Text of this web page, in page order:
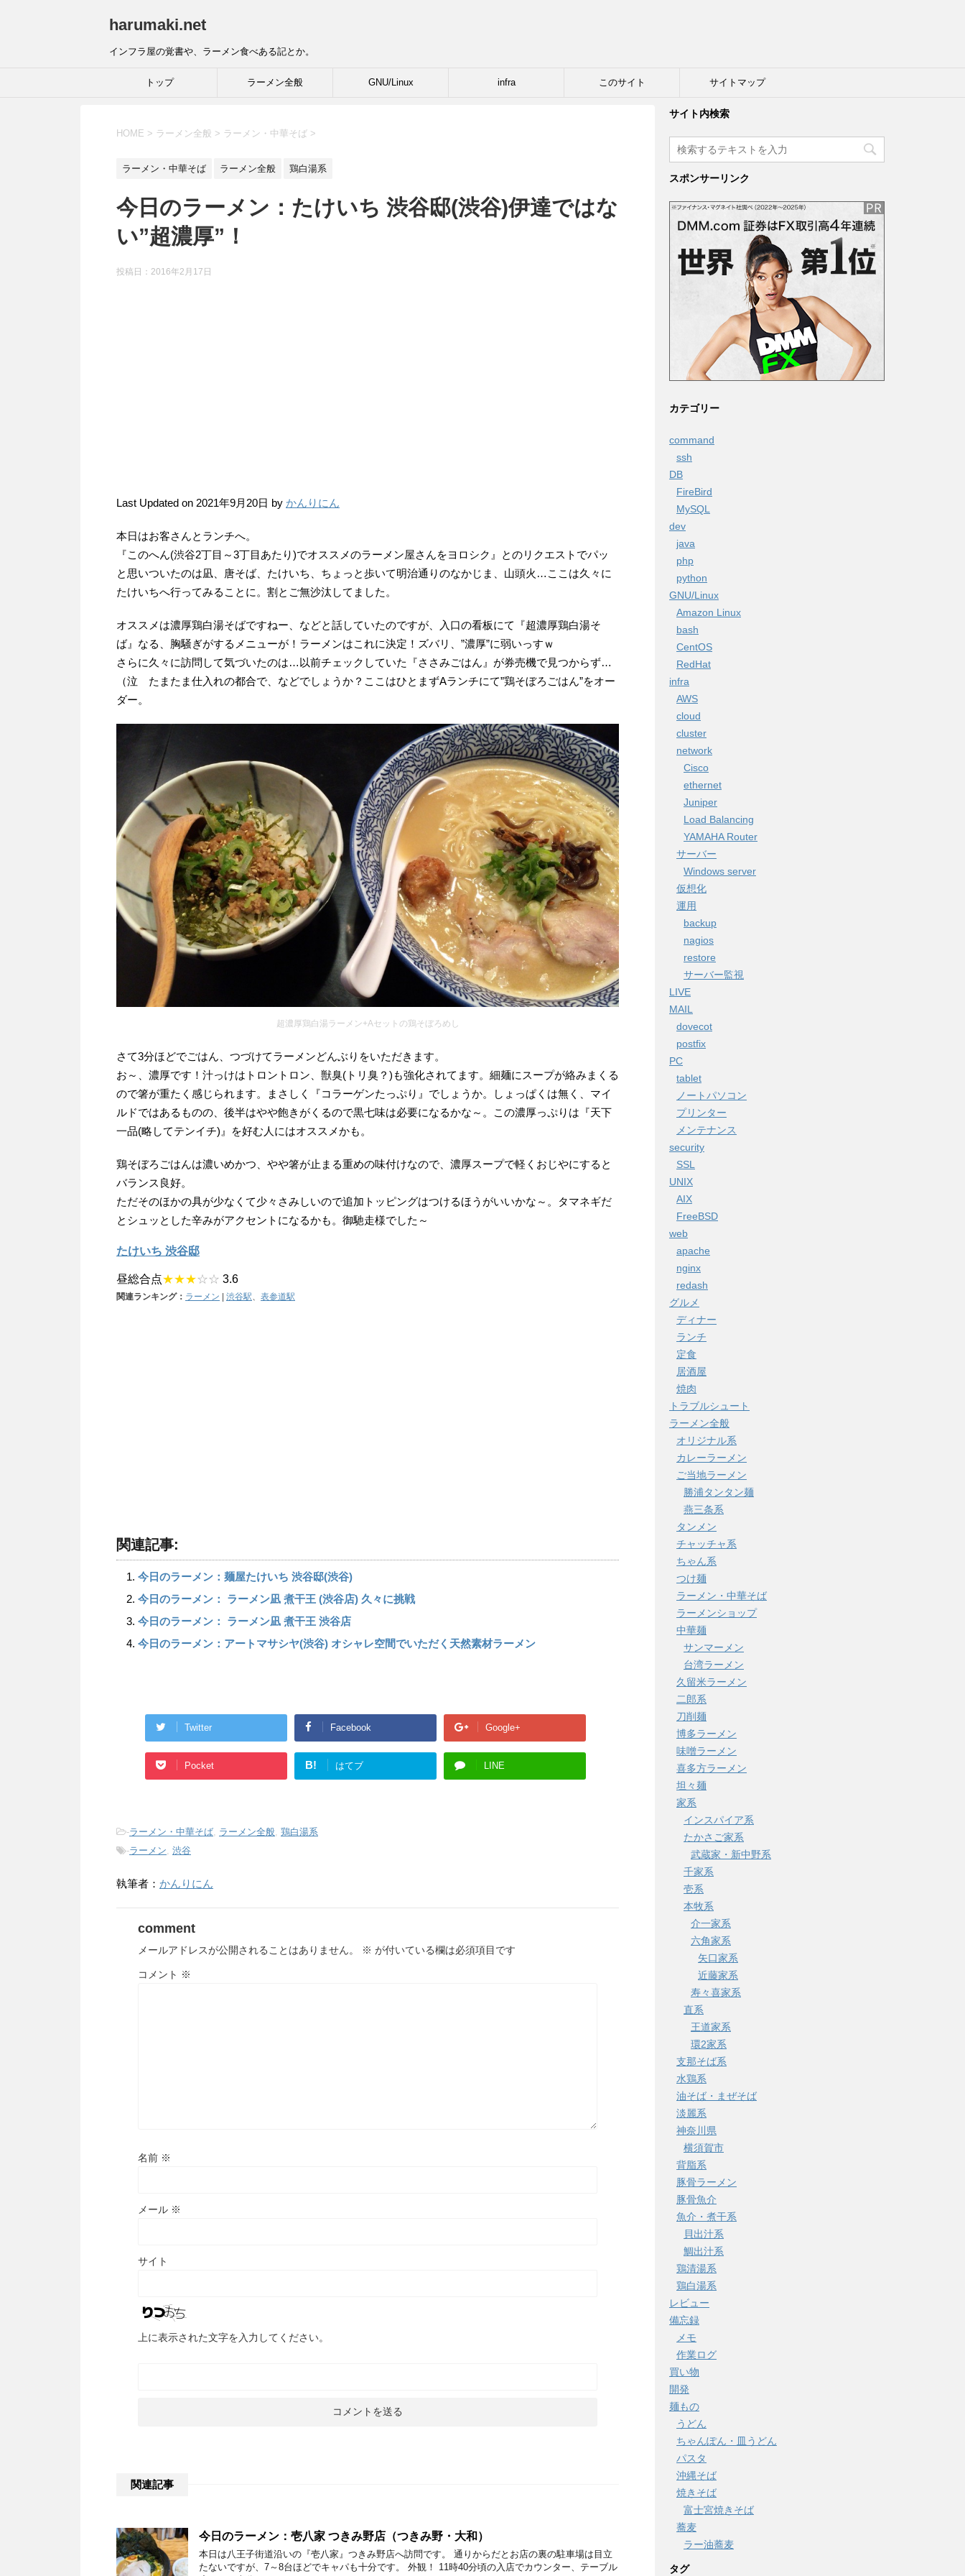
harumaki.net
インフラ屋の覚書や、ラーメン食べある記とか。
トップ ラーメン全般 GNU/Linux infra このサイト サイトマップ
HOME > ラーメン全般 > ラーメン・中華そば >
ラーメン・中華そば ラーメン全般 鶏白湯系
今日のラーメン：たけいち 渋谷邸(渋谷)伊達ではな
い”超濃厚”！
投稿日：2016年2月17日
Last Updated on 2021年9月20日 by かんりにん
本日はお客さんとランチへ。
『このへん(渋谷2丁目～3丁目あたり)でオススメのラーメン屋さんをヨロシク』とのリクエストでパッ
と思いついたのは凪、唐そば、たけいち、ちょっと歩いて明治通りのなかじま、山頭火…ここは久々に
たけいちへ行ってみることに。割とご無沙汰してました。
オススメは濃厚鶏白湯そばですねー、などと話していたのですが、入口の看板にて『超濃厚鶏白湯そ
ば』なる、胸騒ぎがするメニューが！ラーメンはこれに決定！ズバリ、”濃厚”に弱いっすｗ
さらに久々に訪問して気づいたのは…以前チェックしていた『ささみごはん』が券売機で見つからず…
（泣 たまたま仕入れの都合で、などでしょうか？ここはひとまずAランチにて”鶏そぼろごはん”をオー
ダー。
超濃厚鶏白湯ラーメン+Aセットの鶏そぼろめし
さて3分ほどでごはん、つづけてラーメンどんぶりをいただきます。
お～、濃厚です！汁っけはトロントロン、獣臭(トリ臭？)も強化されてます。細麺にスープが絡みまくる
ので箸が重たく感じられます。まさしく『コラーゲンたっぷり』でしょうか。しょっぱくは無く、マイ
ルドではあるものの、後半はやや飽きがくるので黒七味は必要になるかな～。この濃厚っぷりは『天下
一品(略してテンイチ)』を好む人にはオススメかも。
鶏そぼろごはんは濃いめかつ、やや箸が止まる重めの味付けなので、濃厚スープで軽くおじやにすると
バランス良好。
ただそのほかの具が少なくて少々さみしいので追加トッピングはつけるほうがいいかな～。タマネギだ
とシュッとした辛みがアクセントになるかも。御馳走様でした～
たけいち 渋谷邸
昼総合点★★★☆☆ 3.6
関連ランキング： ラーメン | 渋谷駅、 表参道駅
関連記事:
今日のラーメン：麺屋たけいち 渋谷邸(渋谷)
今日のラーメン： ラーメン凪 煮干王 (渋谷店) 久々に挑戦
今日のラーメン： ラーメン凪 煮干王 渋谷店
今日のラーメン：アートマサシヤ(渋谷) オシャレ空間でいただく天然素材ラーメン
Twitter Facebook Google+
Pocket B! はてブ LINE
-ラーメン・中華そば ラーメン全般 鶏白湯系
-ラーメン 渋谷
執筆者： かんりにん
comment
メールアドレスが公開されることはありません。 ※ が付いている欄は必須項目です
コメント ※
名前 ※
メール ※
サイト
上に表示された文字を入力してください。
関連記事
今日のラーメン：壱八家 つきみ野店（つきみ野・大和）
本日は八王子街道沿いの『壱八家』つきみ野店へ訪問です。 通りからだとお店の裏の駐車場は目立
たないですが、7～8台ほどでキャパも十分です。 外観！ 11時40分頃の入店でカウンター、テーブル
サイト内検索
スポンサーリンク
カテゴリー
command
ssh
DB
FireBird
MySQL
dev
java
php
python
GNU/Linux
Amazon Linux
bash
CentOS
RedHat
infra
AWS
cloud
cluster
network
Cisco
ethernet
Juniper
Load Balancing
YAMAHA Router
サーバー
Windows server
仮想化
運用
backup
nagios
restore
サーバー監視
LIVE
MAIL
dovecot
postfix
PC
tablet
ノートパソコン
プリンター
メンテナンス
security
SSL
UNIX
AIX
FreeBSD
web
apache
nginx
redash
グルメ
ディナー
ランチ
定食
居酒屋
焼肉
トラブルシュート
ラーメン全般
オリジナル系
カレーラーメン
ご当地ラーメン
勝浦タンタン麺
燕三条系
タンメン
チャッチャ系
ちゃん系
つけ麺
ラーメン・中華そば
ラーメンショップ
中華麺
サンマーメン
台湾ラーメン
久留米ラーメン
二郎系
刀削麺
博多ラーメン
味噌ラーメン
喜多方ラーメン
坦々麺
家系
インスパイア系
たかさご家系
武蔵家・新中野系
千家系
壱系
本牧系
介一家系
六角家系
矢口家系
近藤家系
寿々喜家系
直系
王道家系
環2家系
支那そば系
水鶏系
油そば・まぜそば
淡麗系
神奈川県
横須賀市
背脂系
豚骨ラーメン
豚骨魚介
魚介・煮干系
貝出汁系
鯛出汁系
鶏清湯系
鶏白湯系
レビュー
備忘録
メモ
作業ログ
買い物
開発
麺もの
うどん
ちゃんぽん・皿うどん
パスタ
沖縄そば
焼きそば
富士宮焼きそば
蕎麦
ラー油蕎麦
タグ